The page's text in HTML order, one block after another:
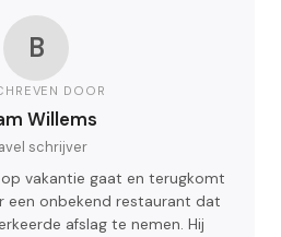
B
DOOR
Willems
schrijver
vakantie gaat en terugkomt
een onbekend restaurant dat
afslag te nemen. Hij